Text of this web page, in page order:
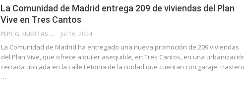
La Comunidad de Madrid entrega 209 de viviendas del Plan
Vive en Tres Cantos
PEPE G. HUERTAS Jul 16, 2024
La Comunidad de Madrid ha entregado una nueva promoción de 209 viviendas
del Plan Vive, que ofrece alquiler asequible, en Tres Cantos, en una
cerrada ubicada en la calle Letonia de la ciudad que cuentan con garaje,
…